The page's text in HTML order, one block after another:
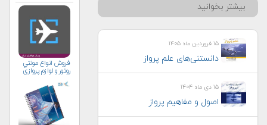
بیشتر بخوانید
۱۵ فروردین ماه ۱۴۰۵
دانستنی‌های علم پرواز
۱۵ دی ماه ۱۴۰۴
اصول و مفاهیم پرواز
فروش انواع مولتي
روتور و لوازم پروازي